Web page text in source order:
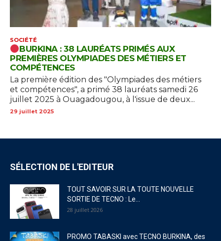
SOCIÉTÉ
BURKINA : 38 LAURÉATS PRIMÉS AUX
PREMIÈRES OLYMPIADES DES MÉTIERS ET
COMPÉTENCES
La première édition des "Olympiades des métiers
et compétences", a primé 38 lauréats samedi 26
juillet 2025 à Ouagadougou, à l'issue de deux...
29 juillet 2025
SÉLECTION DE L'EDITEUR
TOUT SAVOIR SUR LA TOUTE NOUVELLE
SORTIE DE TECNO : Le...
28 juillet 2026
PROMO TABASKI avec TECNO BURKINA, des